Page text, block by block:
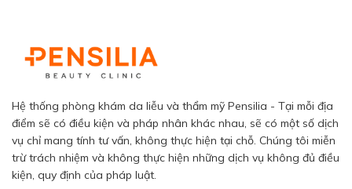
Hệ thống phòng khám da liễu và thẩm mỹ Pensilia - Tại mỗi địa
điểm sẽ có điều kiện và pháp nhân khác nhau, sẽ có một số dịch
vụ chỉ mang tính tư vấn, không thực hiện tại chỗ. Chúng tôi miễn
trừ trách nhiệm và không thực hiện những dịch vụ không đủ điều
kiện, quy định của pháp luật.